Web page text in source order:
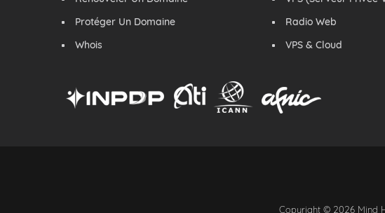
Protéger Un Domaine
Whois
Radio Web
VPS & Cloud
Copyright © 2026 Mind